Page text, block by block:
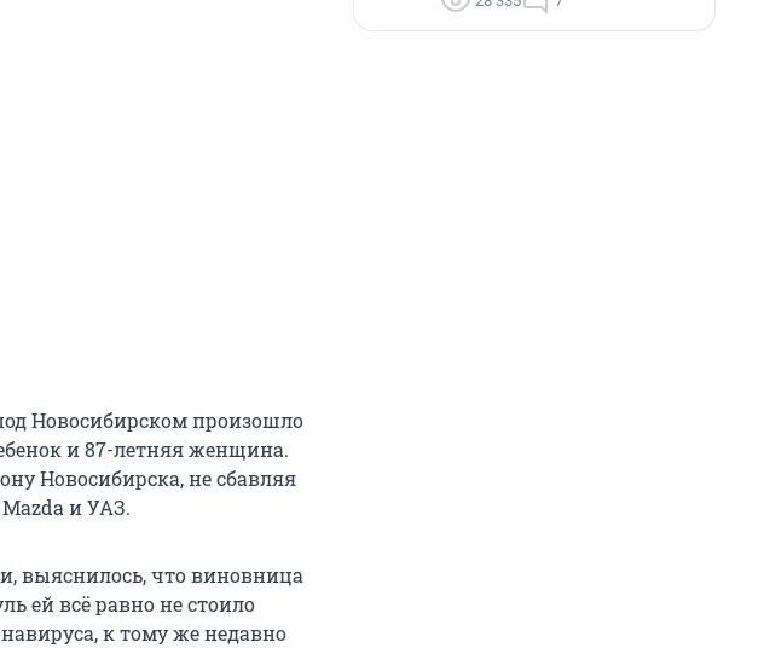
Новосибирском произошло
и 87-летняя женщина.
Новосибирска, не сбавляя
и УАЗ.
выяснилось, что виновница
ей всё равно не стоило
к тому же недавно